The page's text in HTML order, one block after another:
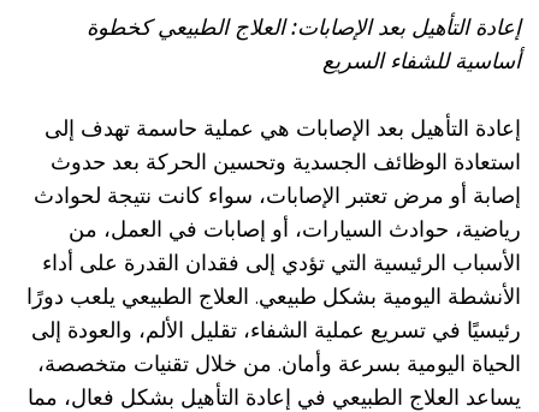
إعادة التأهيل بعد الإصابات: العلاج الطبيعي كخطوة
أساسية للشفاء السريع
إعادة التأهيل بعد الإصابات هي عملية حاسمة تهدف إلى
استعادة الوظائف الجسدية وتحسين الحركة بعد حدوث
إصابة أو مرض تعتبر الإصابات، سواء كانت نتيجة لحوادث
رياضية، حوادث السيارات، أو إصابات في العمل، من
الأسباب الرئيسية التي تؤدي إلى فقدان القدرة على أداء
الأنشطة اليومية بشكل طبيعي. العلاج الطبيعي يلعب دورًا
رئيسيًا في تسريع عملية الشفاء، تقليل الألم، والعودة إلى
الحياة اليومية بسرعة وأمان. من خلال تقنيات متخصصة،
يساعد العلاج الطبيعي في إعادة التأهيل بشكل فعال، مما